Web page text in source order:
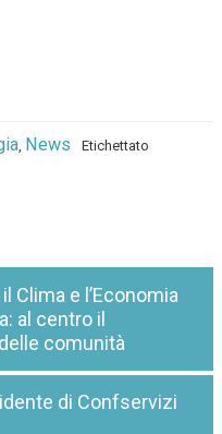
, News Etichettato
Clima e l’Economia
al centro il
comunità
di Confservizi